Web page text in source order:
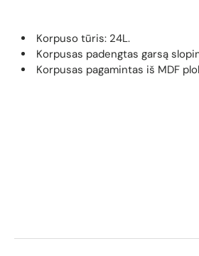
Korpuso tūris: 24L.
Korpusas padengtas garsą
Korpusas pagamintas iš MDF